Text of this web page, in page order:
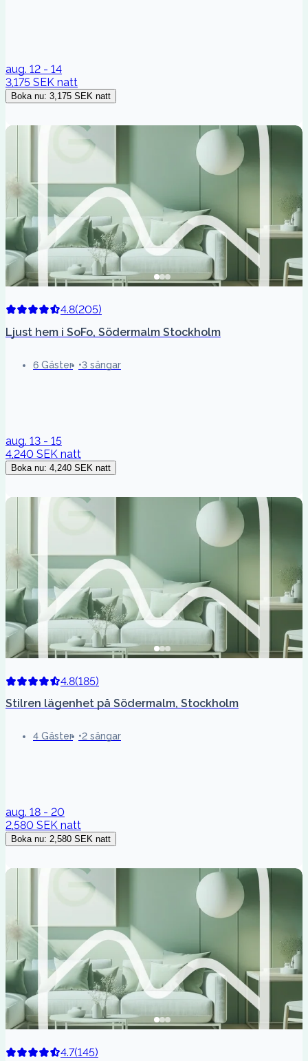
aug. 12 - 14
3,175 SEK natt
Boka nu: 3,175 SEK natt
4.8(205)
Ljust hem i SoFo, Södermalm Stockholm
6 Gäster 3 sängar
aug. 13 - 15
4,240 SEK natt
Boka nu: 4,240 SEK natt
4.8(185)
Stilren lägenhet på Södermalm, Stockholm
4 Gäster 2 sängar
aug. 18 - 20
2,580 SEK natt
Boka nu: 2,580 SEK natt
4.7(145)